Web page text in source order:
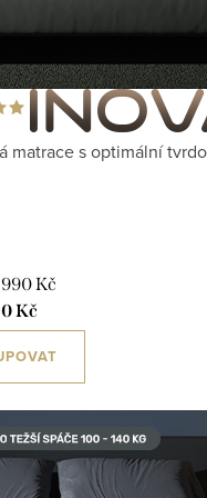
matrace s optimální
990 Kč
Kč